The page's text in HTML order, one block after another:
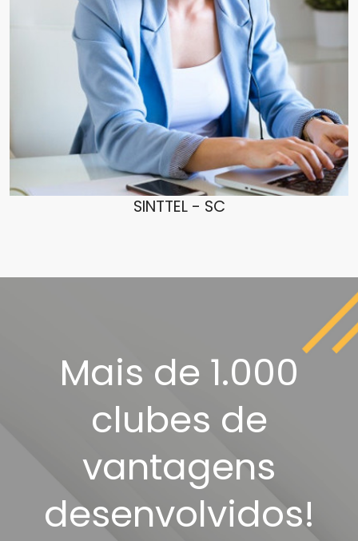
SINTTEL - SC
Mais de 1.000
clubes de
vantagens
desenvolvidos!